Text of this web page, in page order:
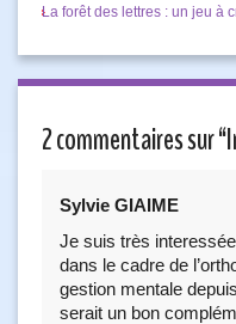
La forêt des lettres : un jeu à
2 commentaires sur “
Sylvie GIAIME
Je suis très interessée
dans le cadre de
gestion mentale
serait un bon